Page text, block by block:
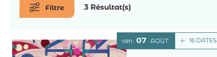
Filtre 3 Résultat(s)
16 DATES
ven. 07 AOÛT